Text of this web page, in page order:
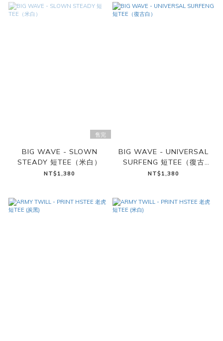
售完
BIG WAVE - SLOWN
STEADY 短TEE（米白）
NT$1,380
BIG WAVE - UNIVERSAL
SURFENG 短TEE（復古
白）
NT$1,380